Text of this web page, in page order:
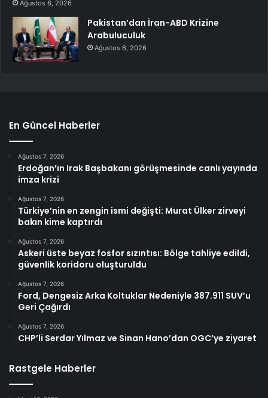
Ağustos 6, 2026
Pakistan’dan İran-ABD Krizine
Arabuluculuk
Ağustos 6, 2026
En Güncel Haberler
Ağustos 7, 2026
Erdoğan’ın Irak Başbakanı görüşmesinde canlı yayında
imza krizi
Ağustos 7, 2026
Türkiye’nin en zengin ismi değişti: Murat Ülker zirveyi
bakın kime kaptırdı
Ağustos 7, 2026
Askeri üste beyaz fosfor sızıntısı: Bölge tahliye edildi,
güvenlik koridoru oluşturuldu
Ağustos 7, 2026
Ford, Dengesiz Arka Koltuklar Nedeniyle 387.911 SUV’u
Geri Çağırdı
Ağustos 7, 2026
CHP’li Serdar Yılmaz ve Sinan Hano’dan OGC’ye ziyaret
Rastgele Haberler